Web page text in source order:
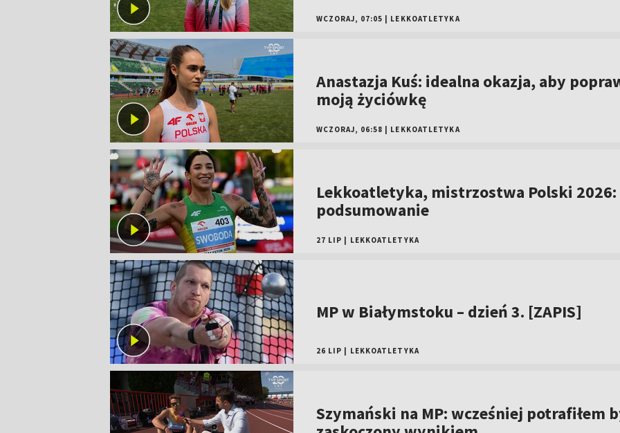
WCZORAJ, 07:05 LEKKOATLETYKA
Anastazja Kuś: idealna okazja, aby
moją życiówkę
WCZORAJ, 06:58 LEKKOATLETYKA
Lekkoatletyka, mistrzostwa Polski 2026:
podsumowanie
27 LIP LEKKOATLETYKA
MP w Białymstoku – dzień 3. [ZAPIS]
26 LIP LEKKOATLETYKA
Szymański na MP: wcześniej potrafiłem